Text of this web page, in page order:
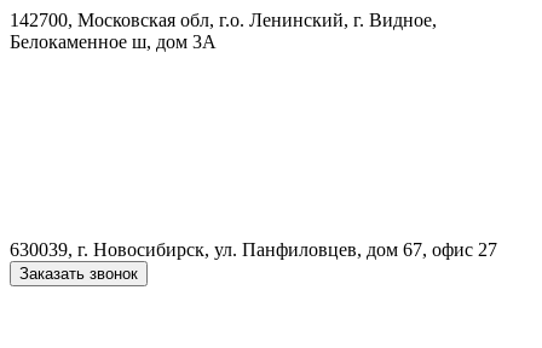
142700, Московская обл, г.о. Ленинский, г. Видное,
Белокаменное ш, дом 3А
630039, г. Новосибирск, ул. Панфиловцев, дом 67, офис 27
Заказать звонок